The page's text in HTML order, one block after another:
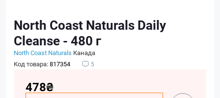
North Coast Naturals Daily
Cleanse - 480 г
North Coast Naturals Канада
Код товара:817354 5
478₴